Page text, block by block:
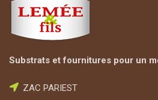
Substrats et fournitures pour un
ZAC PARIEST